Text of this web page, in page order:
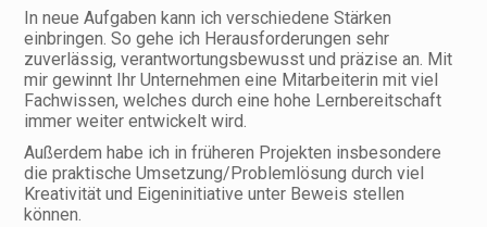
In neue Aufgaben kann ich verschiedene Stärken
einbringen. So gehe ich Herausforderungen sehr
zuverlässig, verantwortungsbewusst und präzise an. Mit
mir gewinnt Ihr Unternehmen eine Mitarbeiterin mit viel
Fachwissen, welches durch eine hohe Lernbereitschaft
immer weiter entwickelt wird.
Außerdem habe ich in früheren Projekten insbesondere
die praktische Umsetzung/Problemlösung durch viel
Kreativität und Eigeninitiative unter Beweis stellen
können.